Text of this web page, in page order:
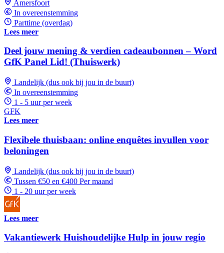
Amersfoort
In overeenstemming
Parttime (overdag)
Lees meer
Deel jouw mening & verdien cadeaubonnen – Word
GfK Panel Lid! (Thuiswerk)
Landelijk (dus ook bij jou in de buurt)
In overeenstemming
1 - 5 uur per week
GFK
Lees meer
Flexibele thuisbaan: online enquêtes invullen voor
beloningen
Landelijk (dus ook bij jou in de buurt)
Tussen €50 en €400 Per maand
1 - 20 uur per week
Lees meer
Vakantiewerk Huishoudelijke Hulp in jouw regio